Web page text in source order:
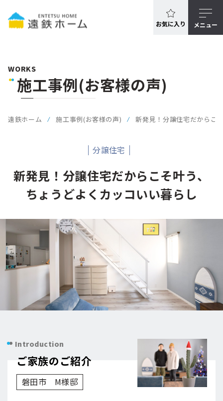
お気に入り メニュー
WORKS
施工事例(お客様の声)
遠鉄ホーム 施工事例(お客様の声) 新発見！分譲住宅だからこ
分譲住宅
新発見！分譲住宅だからこそ叶う、
ちょうどよくカッコいい暮らし
Introduction
ご家族のご紹介
磐田市 M様邸